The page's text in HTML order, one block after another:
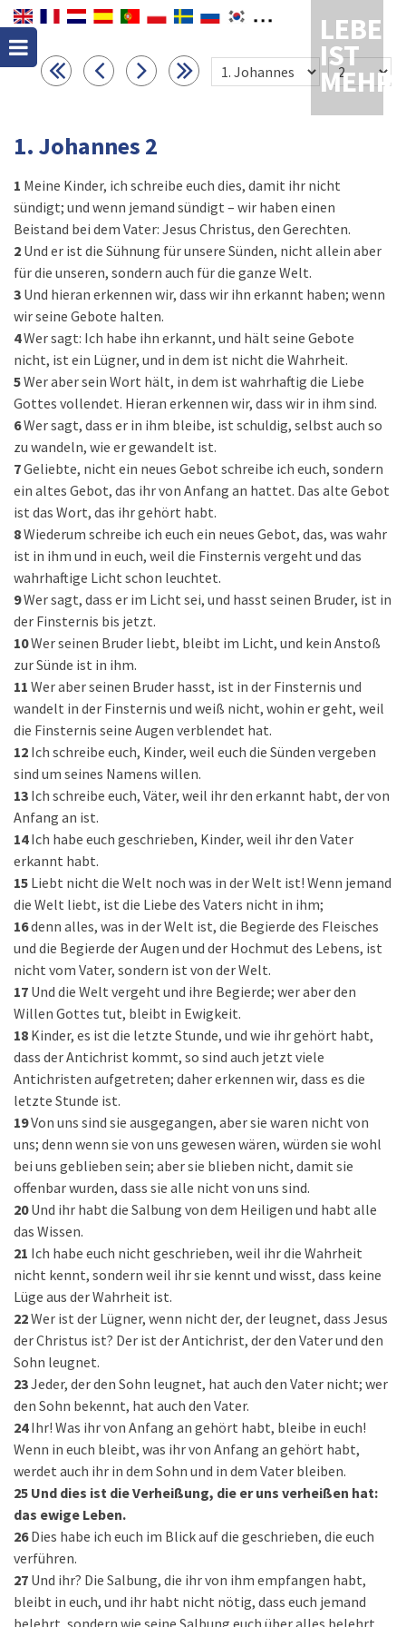
LEBEN
IST
MEHR
1. Johannes 2
1 Meine Kinder, ich schreibe euch dies, damit ihr nicht
sündigt; und wenn jemand sündigt – wir haben einen
Beistand bei dem Vater: Jesus Christus, den Gerechten.
2 Und er ist die Sühnung für unsere Sünden, nicht allein aber
für die unseren, sondern auch für die ganze Welt.
3 Und hieran erkennen wir, dass wir ihn erkannt haben; wenn
wir seine Gebote halten.
4Wer sagt: Ich habe ihn erkannt, und hält seine Gebote
nicht, ist ein Lügner, und in dem ist nicht die Wahrheit.
5Wer aber sein Wort hält, in dem ist wahrhaftig die Liebe
Gottes vollendet. Hieran erkennen wir, dass wir in ihm sind.
6Wer sagt, dass er in ihm bleibe, ist schuldig, selbst auch so
zu wandeln, wie er gewandelt ist.
7Geliebte, nicht ein neues Gebot schreibe ich euch, sondern
ein altes Gebot, das ihr von Anfang an hattet. Das alte Gebot
ist das Wort, das ihr gehört habt.
8Wiederum schreibe ich euch ein neues Gebot, das, was wahr
ist in ihm und in euch, weil die Finsternis vergeht und das
wahrhaftige Licht schon leuchtet.
9Wer sagt, dass er im Licht sei, und hasst seinen Bruder, ist in
der Finsternis bis jetzt.
10Wer seinen Bruder liebt, bleibt im Licht, und kein Anstoß
zur Sünde ist in ihm.
11 Wer aber seinen Bruder hasst, ist in der Finsternis und
wandelt in der Finsternis und weiß nicht, wohin er geht, weil
die Finsternis seine Augen verblendet hat.
12 Ich schreibe euch, Kinder, weil euch die Sünden vergeben
sind um seines Namens willen.
13 Ich schreibe euch, Väter, weil ihr den erkannt habt, der von
Anfang an ist.
14 Ich habe euch geschrieben, Kinder, weil ihr den Vater
erkannt habt.
15 Liebt nicht die Welt noch was in der Welt ist! Wenn jemand
die Welt liebt, ist die Liebe des Vaters nicht in ihm;
16denn alles, was in der Welt ist, die Begierde des Fleisches
und die Begierde der Augen und der Hochmut des Lebens, ist
nicht vom Vater, sondern ist von der Welt.
17 Und die Welt vergeht und ihre Begierde; wer aber den
Willen Gottes tut, bleibt in Ewigkeit.
18 Kinder, es ist die letzte Stunde, und wie ihr gehört habt,
dass der Antichrist kommt, so sind auch jetzt viele
Antichristen aufgetreten; daher erkennen wir, dass es die
letzte Stunde ist.
19Von uns sind sie ausgegangen, aber sie waren nicht von
uns; denn wenn sie von uns gewesen wären, würden sie wohl
bei uns geblieben sein; aber sie blieben nicht, damit sie
offenbar wurden, dass sie alle nicht von uns sind.
20 Und ihr habt die Salbung von dem Heiligen und habt alle
das Wissen.
21 Ich habe euch nicht geschrieben, weil ihr die Wahrheit
nicht kennt, sondern weil ihr sie kennt und wisst, dass keine
Lüge aus der Wahrheit ist.
22Wer ist der Lügner, wenn nicht der, der leugnet, dass Jesus
der Christus ist? Der ist der Antichrist, der den Vater und den
Sohn leugnet.
23Jeder, der den Sohn leugnet, hat auch den Vater nicht; wer
den Sohn bekennt, hat auch den Vater.
24 Ihr! Was ihr von Anfang an gehört habt, bleibe in euch!
Wenn in euch bleibt, was ihr von Anfang an gehört habt,
werdet auch ihr in dem Sohn und in dem Vater bleiben.
25 Und dies ist die Verheißung, die er uns verheißen hat:
das ewige Leben.
26 Dies habe ich euch im Blick auf die geschrieben, die euch
verführen.
27 Und ihr? Die Salbung, die ihr von ihm empfangen habt,
bleibt in euch, und ihr habt nicht nötig, dass euch jemand
belehrt, sondern wie seine Salbung euch über alles belehrt,